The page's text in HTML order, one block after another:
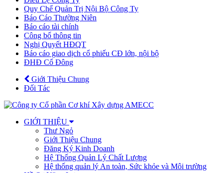
Quy Chế Quản Trị Nội Bộ Công Ty
Báo Cáo Thường Niên
Báo cáo tài chính
Công bố thông tin
Nghị Quyết HĐQT
Báo cáo giao dịch cổ phiếu CĐ lớn, nội bộ
ĐHĐ Cổ Đông
Giới Thiệu Chung
Đối Tác
GIỚI THIỆU
Thư Ngỏ
Giới Thiệu Chung
Đăng Ký Kinh Doanh
Hệ Thống Quản Lý Chất Lượng
Hệ thống quản lý An toàn, Sức khỏe và Môi trường